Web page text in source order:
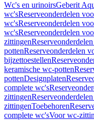
Wc's en urinoirsGeberit
wc'sReserveonderdelen
wc'sReserveonderdelen
wc'sReserveonderdelen
zittingen
pottenReserveonderdelen
bijzettoestellen
keramische wc-potten
pottenDesignplaten
complete wc's
zittingen
zittingenToebehoren
complete wc'sVoor wc-